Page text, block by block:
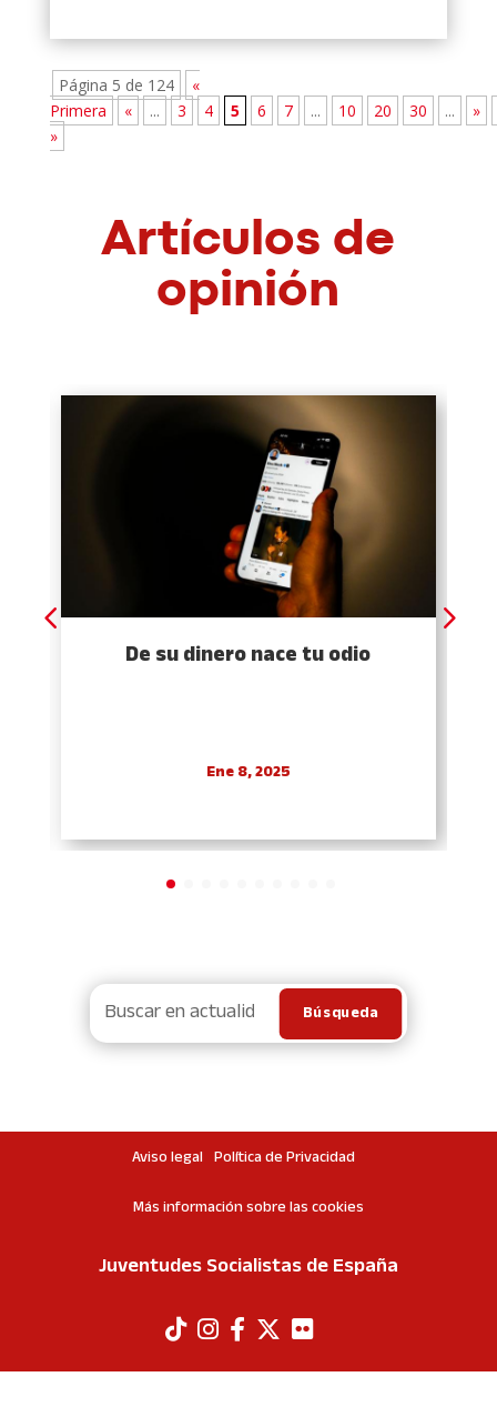
Página 5 de 124
«
Primera
« ... 3 4 5 6 7 ... 10 20 30 ...
»
»
Artículos de
opinión
De su dinero nace tu odio
Ene 8, 2025
Aviso legal Política de Privacidad
Más información sobre las cookies
Juventudes Socialistas de España